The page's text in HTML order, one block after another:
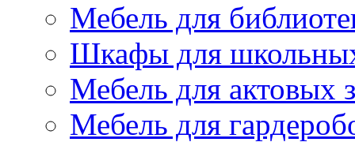
Мебель для
Шкафы для
Мебель для актовых
Мебель для